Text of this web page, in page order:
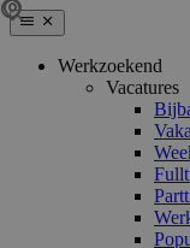
Werkzoekend
Vacatures